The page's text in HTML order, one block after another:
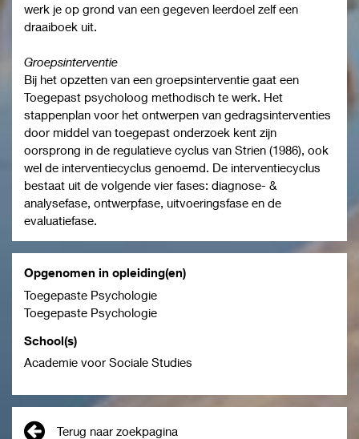
werk je op grond van een gegeven leerdoel zelf een
draaiboek uit.
Groepsinterventie
Bij het opzetten van een groepsinterventie gaat een
Toegepast psycholoog methodisch te werk. Het
stappenplan voor het ontwerpen van gedragsinterventies
door middel van toegepast onderzoek kent zijn
oorsprong in de regulatieve cyclus van Strien (1986), ook
wel de interventiecyclus genoemd. De interventiecyclus
bestaat uit de volgende vier fases: diagnose- &
analysefase, ontwerpfase, uitvoeringsfase en de
evaluatiefase.
Opgenomen in opleiding(en)
Toegepaste Psychologie
Toegepaste Psychologie
School(s)
Academie voor Sociale Studies
Terug naar zoekpagina